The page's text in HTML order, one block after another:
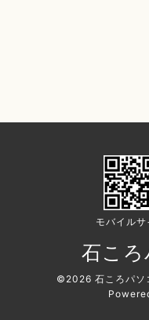
モバイルサ
石こ
©2026 石ころパソ